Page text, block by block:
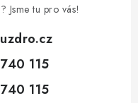
Jsme tu pro vás!
115
115